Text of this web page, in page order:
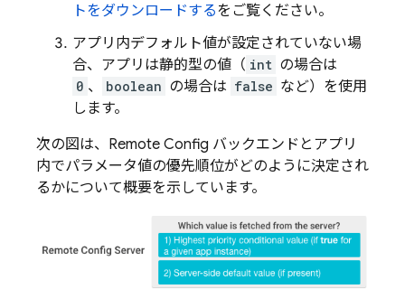
トをダウンロードするをご覧ください。
アプリ内デフォルト値が設定されていない場
合、アプリは静的型の値（ int の場合は
0 、 boolean の場合は false など）を使用
します。
次の図は、 Remote Config バックエンドとアプリ
内でパラメータ値の優先順位がどのように決定され
るかについて概要を示しています。